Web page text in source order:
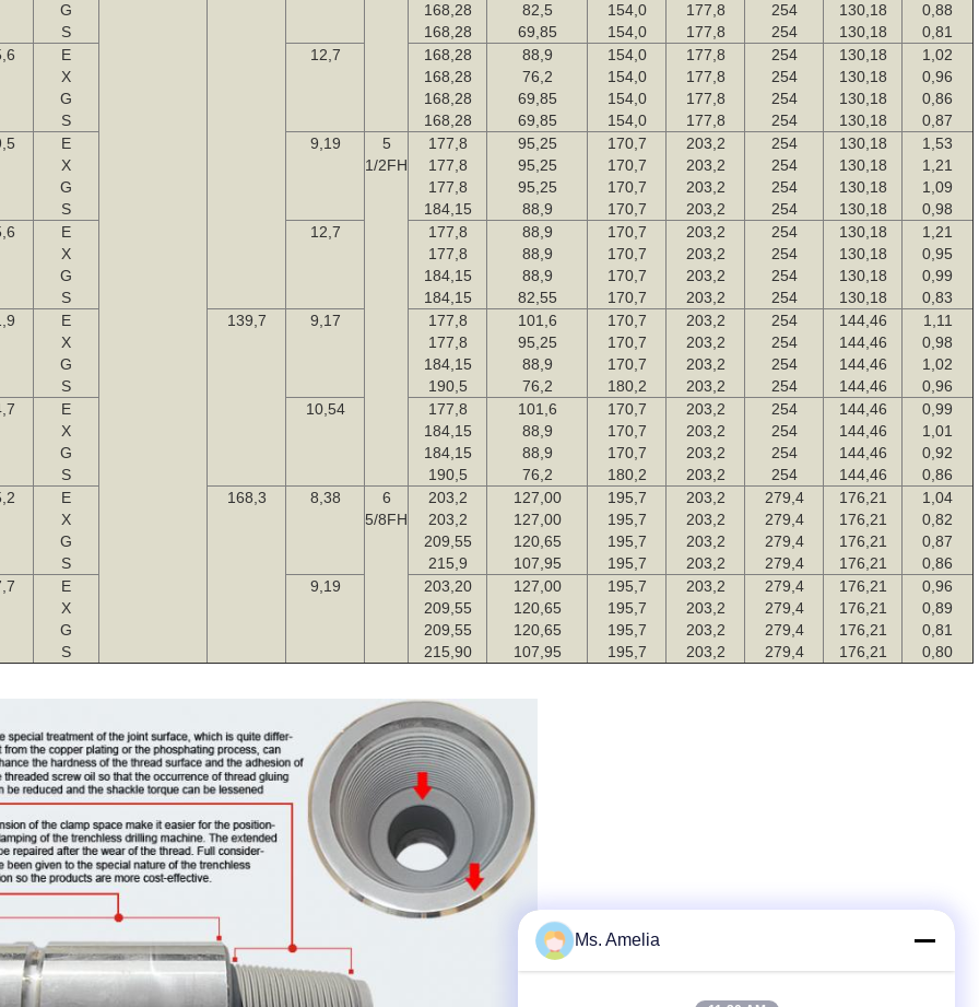
G
S
168,28
168,28
82,5
69,85
154,0
154,0
177,8
177,8
254
254
130,18
130,18
0,88
0,81
E
X
G
S
12,7
168,28
168,28
168,28
168,28
88,9
76,2
69,85
69,85
154,0
154,0
154,0
154,0
177,8
177,8
177,8
177,8
254
254
254
254
130,18
130,18
130,18
130,18
1,02
0,96
0,86
0,87
E
X
G
S
9,19
5
1/2FH
177,8
177,8
177,8
184,15
95,25
95,25
95,25
88,9
170,7
170,7
170,7
170,7
203,2
203,2
203,2
203,2
254
254
254
254
130,18
130,18
130,18
130,18
1,53
1,21
1,09
0,98
E
X
G
S
12,7
177,8
177,8
184,15
184,15
88,9
88,9
88,9
82,55
170,7
170,7
170,7
170,7
203,2
203,2
203,2
203,2
254
254
254
254
130,18
130,18
130,18
130,18
1,21
0,95
0,99
0,83
E
X
G
S
139,7 9,17
177,8
177,8
184,15
190,5
101,6
95,25
88,9
76,2
170,7
170,7
170,7
180,2
203,2
203,2
203,2
203,2
254
254
254
254
144,46
144,46
144,46
144,46
1,11
0,98
1,02
0,96
E
X
G
S
10,54
177,8
184,15
184,15
190,5
101,6
88,9
88,9
76,2
170,7
170,7
170,7
180,2
203,2
203,2
203,2
203,2
254
254
254
254
144,46
144,46
144,46
144,46
0,99
1,01
0,92
0,86
E
X
G
S
168,3 8,38
6
5/8FH
203,2
203,2
209,55
215,9
127,00
127,00
120,65
107,95
195,7
195,7
195,7
195,7
203,2
203,2
203,2
203,2
279,4
279,4
279,4
279,4
176,21
176,21
176,21
176,21
1,04
0,82
0,87
0,86
E
X
G
S
9,19
203,20
209,55
209,55
215,90
127,00
120,65
120,65
107,95
195,7
195,7
195,7
195,7
203,2
203,2
203,2
203,2
279,4
279,4
279,4
279,4
176,21
176,21
176,21
176,21
0,96
0,89
0,81
0,80
Ms. Amelia